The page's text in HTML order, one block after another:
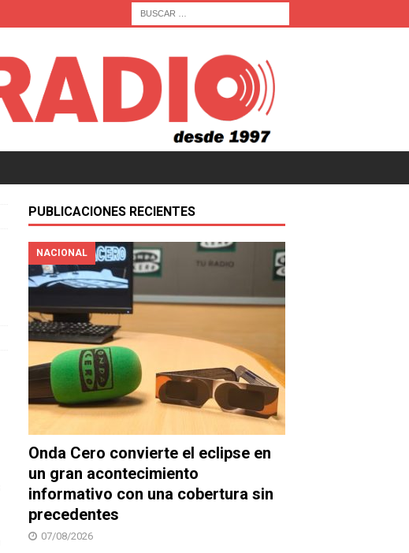
PUBLICACIONES RECIENTES
NACIONAL
Onda Cero convierte el eclipse en
un gran acontecimiento
informativo con una cobertura sin
precedentes
07/08/2026